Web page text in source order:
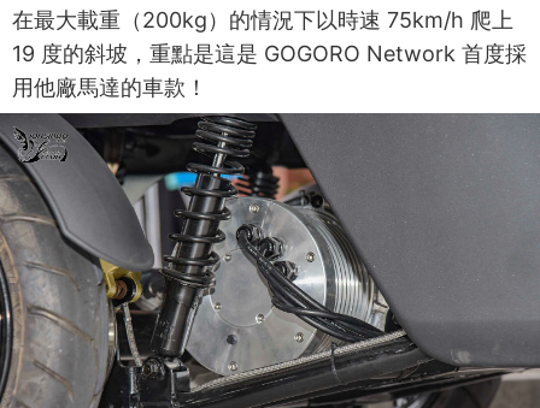
在最大載重（200kg）的情況下以時速 75km/h 爬上
19 度的斜坡，重點是這是 GOGORO Network 首度採
用他廠馬達的車款！